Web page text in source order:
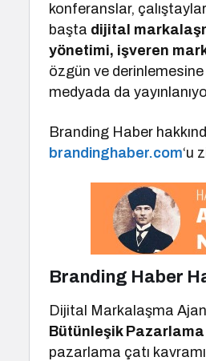
konferanslar,
başta dijital
yönetimi, işveren
özgün ve
medyada da
Branding Haber
brandinghaber.com‘u
Branding Haber
Dijital Markalaşma
Bütünleşik Pazarlama
pazarlama çatı